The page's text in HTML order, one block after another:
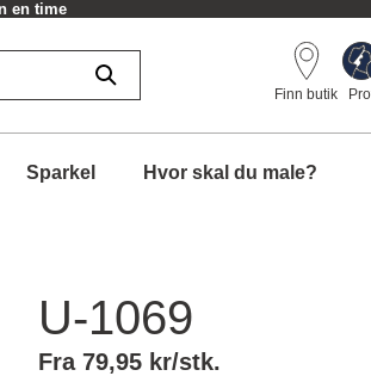
en time
Finn butik
Sparkel Hvor skal du male?
U-1069
Fra 79,95 kr/stk.